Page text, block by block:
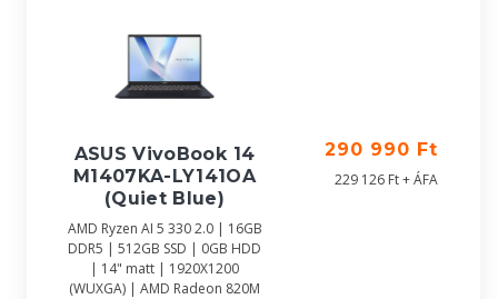
ASUS VivoBook 14
M1407KA-LY141OA
(Quiet Blue)
AMD Ryzen AI 5 330 2.0 | 16GB
DDR5 | 512GB SSD | 0GB HDD
| 14" matt | 1920X1200
(WUXGA) | AMD Radeon 820M
290 990 Ft
229 126 Ft + ÁFA